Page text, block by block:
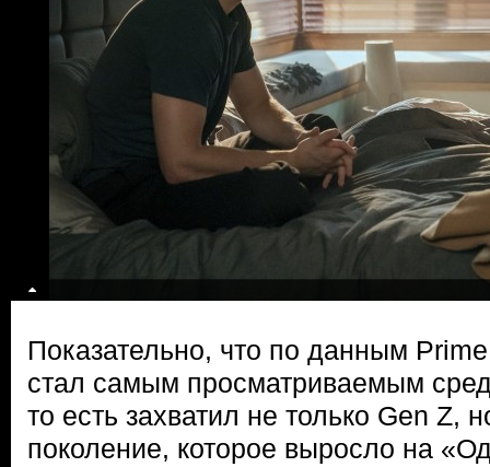
Показательно, что по данным
стал самым просматриваемым
то есть захватил не только Gen
поколение, которое выросло на